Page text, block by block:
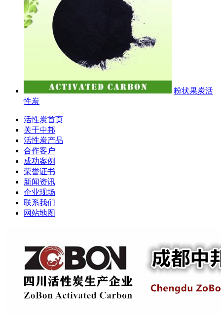
粉状果炭活
性炭
活性炭首页
关于中邦
活性炭产品
合作客户
成功案例
荣誉证书
新闻资讯
企业现场
联系我们
网站地图